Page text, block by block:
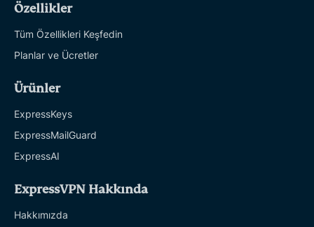
Özellikler
Tüm Özellikleri Keşfedin
Planlar ve Ücretler
Ürünler
ExpressKeys
ExpressMailGuard
ExpressAI
ExpressVPN Hakkında
Hakkımızda